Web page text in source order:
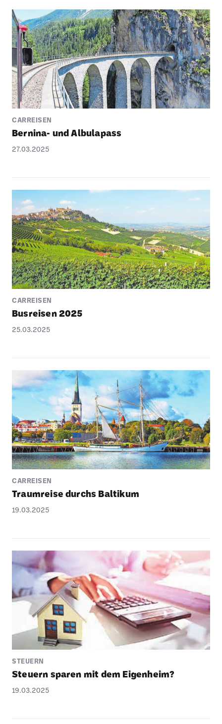
CARREISEN
Bernina- und Albu­la­pass
27.03.2025
CARREISEN
Busreisen 2025
25.03.2025
CARREISEN
Traum­reise durchs Baltikum
19.03.2025
STEUERN
Steuern sparen mit dem Eigen­heim?
19.03.2025